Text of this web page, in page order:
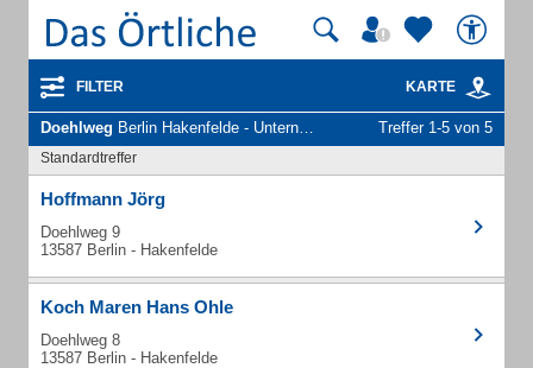
FILTER KARTE
Doehlweg Berlin Hakenfelde - Unternehmen und Personen Treffer 1-5 von 5
Standardtreffer
Hoffmann Jörg
Doehlweg 9
13587 Berlin - Hakenfelde
Koch Maren Hans Ohle
Doehlweg 8
13587 Berlin - Hakenfelde